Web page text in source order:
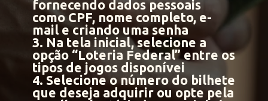
fornecendo dados pessoais
como CPF, nome completo, e-
mail e criando uma senha
3. Na tela inicial, selecione a
opção “Loteria Federal” entre os
tipos de jogos disponívei
4. Selecione o número do bilhete
que deseja adquirir ou opte pela